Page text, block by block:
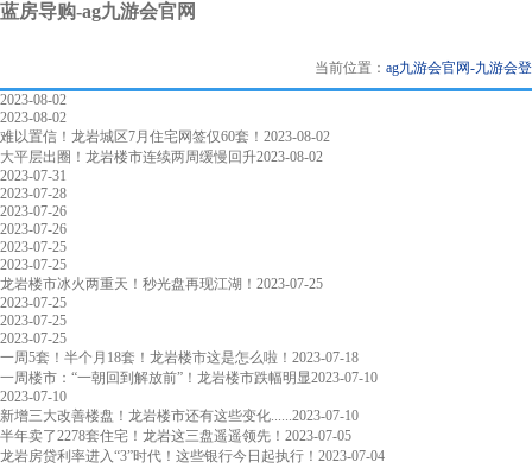
蓝房导购-ag九游会官网
当前位置： ag九游会官网-九游会
2023-08-02
2023-08-02
难以置信！龙岩城区7月住宅网签仅60套！ 2023-08-02
大平层出圈！龙岩楼市连续两周缓慢回升2023-08-02
2023-07-31
2023-07-28
2023-07-26
2023-07-26
2023-07-25
2023-07-25
龙岩楼市冰火两重天！秒光盘再现江湖！ 2023-07-25
2023-07-25
2023-07-25
2023-07-25
一周5套！半个月18套！龙岩楼市这是怎么啦！ 2023-07-18
一周楼市：“一朝回到解放前”！龙岩楼市跌幅明显2023-07-10
2023-07-10
新增三大改善楼盘！龙岩楼市还有这些变化......2023-07-10
半年卖了2278套住宅！龙岩这三盘遥遥领先！ 2023-07-05
龙岩房贷利率进入“3”时代！这些银行今日起执行！ 2023-07-04